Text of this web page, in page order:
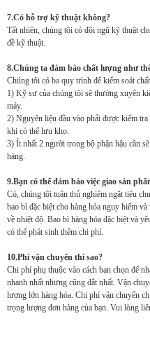
7.Có hỗ trợ kỹ thuật không?
Tất nhiên, chúng tôi có đội ngũ kỹ thuật
đề kỹ thuật.
8.Chúng ta đảm bảo chất lượng như
Chúng tôi có ba quy trình để kiểm soát
1) Kỹ sư của chúng tôi sẽ thường xuyên
máy.
2) Nguyên liệu đầu vào phải được kiểm
khi có thể lưu kho.
3) Ít nhất 2 người trong bộ phận hậu cần
hàng.
9.Bạn có thể đảm bảo việc giao sản
Có, chúng tôi tuân thủ nghiêm ngặt tiêu
bao bì đặc biệt cho hàng hóa nguy hiểm
về nhiệt độ. Bao bì hàng hóa đặc biệt và
có thể phát sinh thêm chi phí.
10.Phí vận chuyển thì sao?
Chi phí phụ thuộc vào cách bạn chọn để
nhanh nhất nhưng cũng đắt nhất. Vận
lượng lớn hàng hóa. Chi phí vận chuyển
trọng lượng đơn hàng của bạn. Vui lòng